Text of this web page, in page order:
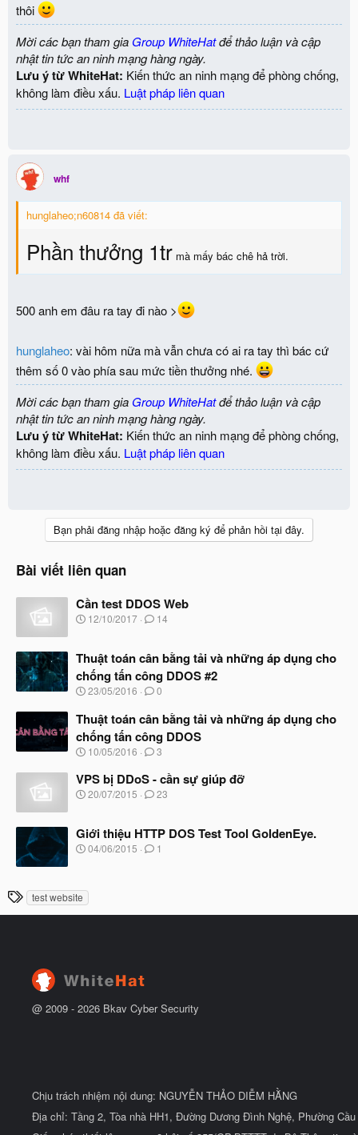
thôi
Mời các bạn tham gia Group WhiteHatđể thảo luận và cập
nhật tin tức an ninh mạng hàng ngày.
Lưu ý từ WhiteHat: Kiến thức an ninh mạng để phòng chống,
không làm điều xấu. Luật pháp liên quan
whf
hunglaheo;n60814 đã viết:
Phần thưởng 1tr mà mấy bác chê hả trời.
500 anh em đâu ra tay đi nào >
hunglaheo: vài hôm nữa mà vẫn chưa có ai ra tay thì bác cứ
thêm số 0 vào phía sau mức tiền thưởng nhé.
Mời các bạn tham gia Group WhiteHatđể thảo luận và cập
nhật tin tức an ninh mạng hàng ngày.
Lưu ý từ WhiteHat: Kiến thức an ninh mạng để phòng chống,
không làm điều xấu. Luật pháp liên quan
Bạn phải đăng nhập hoặc đăng ký để phản hồi tại đây.
Bài viết liên quan
Cần test DDOS Web
N
y
b
ắ
t
ầ
u
12/10/2017 14
Thuật toán cân bằng tải và những áp dụng cho
chống tấn công DDOS #2
N
à
y
b
ắ
đ
ầ
23/05/2016 0
Thuật toán cân bằng tải và những áp dụng cho
chống tấn công DDOS
N
à
y
b
t
đ
ầ
10/05/2016 3
VPS bị DDoS - cần sự giúp đỡ
N
y
b
ắ
ầ
u
20/07/2015 23
Giới thiệu HTTP DOS Test Tool GoldenEye.
N
04/06/2015 1
T
h
test website
@ 2009 - 2026 Bkav Cyber Security
Chịu trách nhiệm nội dung: NGUYỄN THẢO DIỄM HẰNG
Địa chỉ: Tầng 2, Tòa nhà HH1, Đường Dương Đình Nghệ, Phường